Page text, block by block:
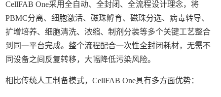
CellFAB One采用全自动、全封闭、全流程设计理念，将
PBMC分离、细胞激活、磁珠孵育、磁珠分选、病毒转导、
扩增培养、细胞清洗、浓缩、制剂分装等多个关键工艺整合
到同一平台完成。整个流程配合一次性全封闭耗材，无需不
同设备之间反复转移，大幅降低污染风险。
相比传统人工制备模式，CellFAB One具有多方面优势：